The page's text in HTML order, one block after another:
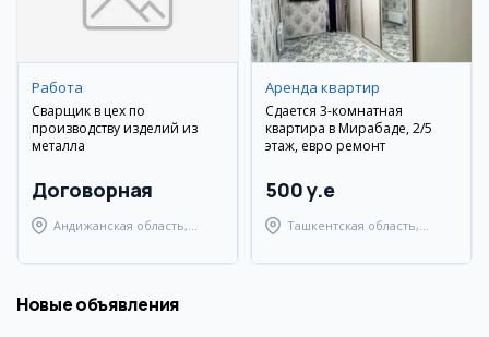
Работа
Сварщик в цех по
производству изделий из
металла
Договорная
Андижанская область,
Аренда квартир
Сдается 3-комнатная
квартира в Мирабаде, 2/5
этаж, евро ремонт
500 y.e
Ташкентская область,
Новые объявления